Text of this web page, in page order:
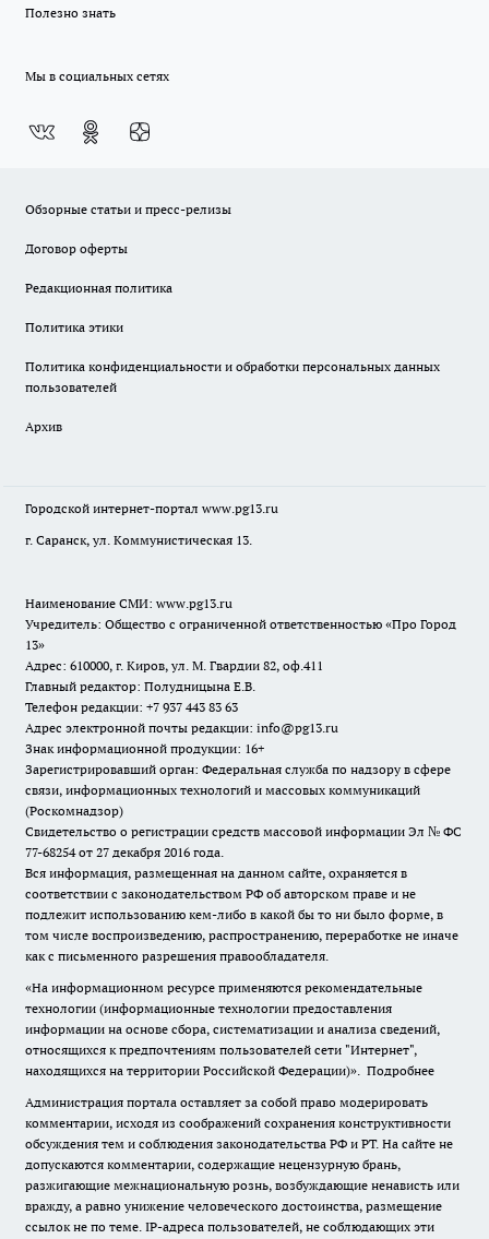
Полезно знать
Мы в социальных сетях
Обзорные статьи и пресс-релизы
Договор оферты
Редакционная политика
Политика этики
Политика конфиденциальности и обработки персональных данных
пользователей
Архив
Городской интернет-портал www.pg13.ru
г. Саранск, ул. Коммунистическая 13.
Наименование СМИ: www.pg13.ru
Учредитель: Общество с ограниченной ответственностью «Про Город
13»
Адрес: 610000, г. Киров, ул. М. Гвардии 82, оф.411
Главный редактор: Полудницына Е.В.
Телефон редакции: +7 937 443 83 63
Адрес электронной почты редакции: info@pg13.ru
Знак информационной продукции: 16+
Зарегистрировавший орган: Федеральная служба по надзору в сфере
связи, информационных технологий и массовых коммуникаций
(Роскомнадзор)
Свидетельство о регистрации средств массовой информации Эл № ФС
77-68254 от 27 декабря 2016 года.
Вся информация, размещенная на данном сайте, охраняется в
соответствии с законодательством РФ об авторском праве и не
подлежит использованию кем-либо в какой бы то ни было форме, в
том числе воспроизведению, распространению, переработке не иначе
как с письменного разрешения правообладателя.
«На информационном ресурсе применяются рекомендательные
технологии (информационные технологии предоставления
информации на основе сбора, систематизации и анализа сведений,
относящихся к предпочтениям пользователей сети "Интернет",
находящихся на территории Российской Федерации)». Подробнее
Администрация портала оставляет за собой право модерировать
комментарии, исходя из соображений сохранения конструктивности
обсуждения тем и соблюдения законодательства РФ и РТ. На сайте не
допускаются комментарии, содержащие нецензурную брань,
разжигающие межнациональную рознь, возбуждающие ненависть или
вражду, а равно унижение человеческого достоинства, размещение
ссылок не по теме. IP-адреса пользователей, не соблюдающих эти